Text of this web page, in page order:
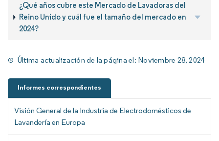
¿Qué años cubre este Mercado de Lavadoras del
Reino Unido y cuál fue el tamaño del mercado en
2024?
Última actualización de la página el: Noviembre 28, 2024
Informes correspondientes
Visión General de la Industria de Electrodomésticos de
Lavandería en Europa